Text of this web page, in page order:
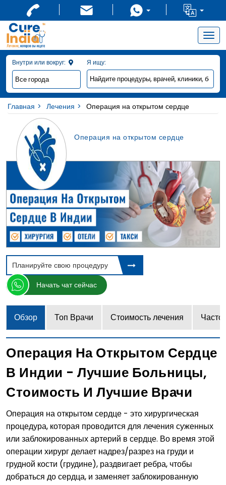
Внутри или вокруг:
Я ищу:
Главная Лечения Операция на открытом сердце
Операция на открытом сердце
Планируйте свою процедуру
Начать чат сейчас
Обзор Топ Врачи Стоимость лечения
Операция На Открытом Сердце
В Индии - Лучшие Больницы,
Стоимость И Лучшие Врачи
Операция на открытом сердце - это хирургическая
процедура, которая проводится для лечения суженных
или заблокированных артерий в сердце. Во время этой
операции хирург делает надрез/разрез на груди и
грудной кости (грудине), раздвигает ребра, чтобы
добраться до сердца, и заменяет заблокированную
x
Позвольте нашим
медицинским специалистам
связаться с вами